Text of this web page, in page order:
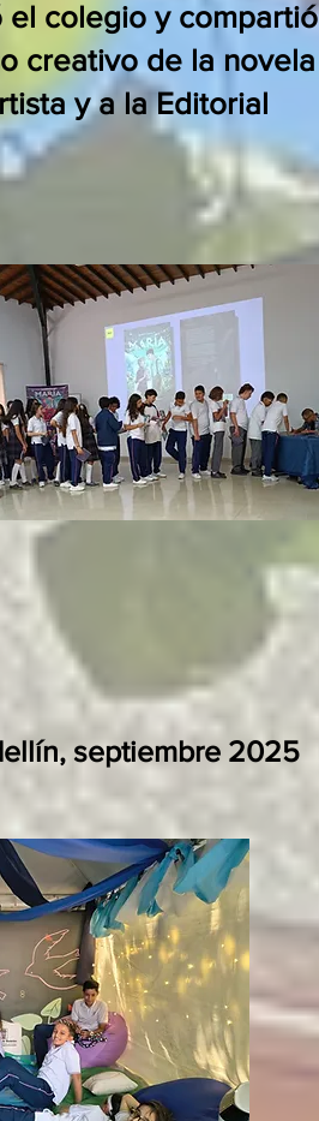
el colegio y compartió
creativo de la novela
y a la Editorial
septiembre 2025